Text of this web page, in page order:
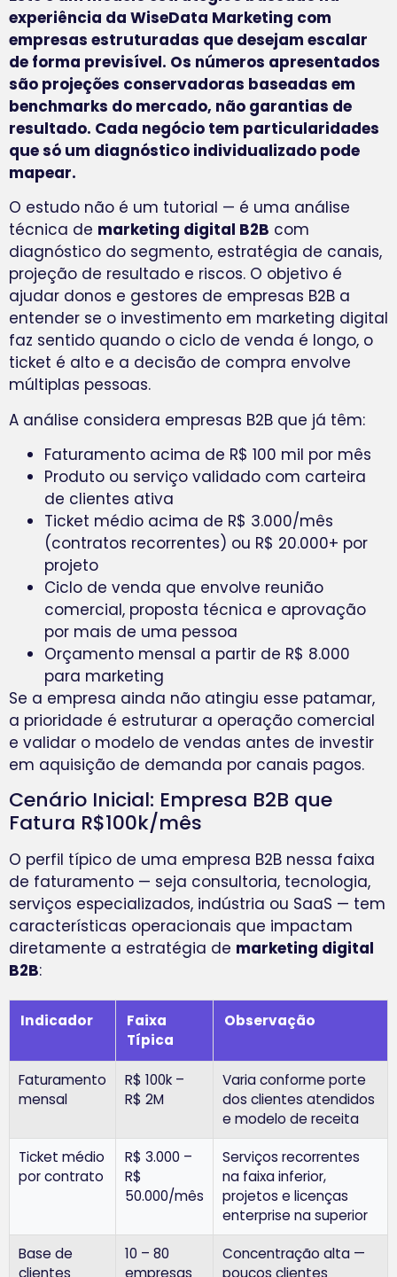
experiência da WiseData Marketing com
empresas estruturadas que desejam escalar
de forma previsível. Os números apresentados
são projeções conservadoras baseadas em
benchmarks do mercado, não garantias de
resultado. Cada negócio tem particularidades
que só um diagnóstico individualizado pode
mapear.
O estudo não é um tutorial — é uma análise
técnica de marketing digital B2B com
diagnóstico do segmento, estratégia de canais,
projeção de resultado e riscos. O objetivo é
ajudar donos e gestores de empresas B2B a
entender se o investimento em marketing digital
faz sentido quando o ciclo de venda é longo, o
ticket é alto e a decisão de compra envolve
múltiplas pessoas.
A análise considera empresas B2B que já têm:
Faturamento acima de R$ 100 mil por mês
Produto ou serviço validado com carteira
de clientes ativa
Ticket médio acima de R$ 3.000/mês
(contratos recorrentes) ou R$ 20.000+ por
projeto
Ciclo de venda que envolve reunião
comercial, proposta técnica e aprovação
por mais de uma pessoa
Orçamento mensal a partir de R$ 8.000
para marketing
Se a empresa ainda não atingiu esse patamar,
a prioridade é estruturar a operação comercial
e validar o modelo de vendas antes de investir
em aquisição de demanda por canais pagos.
Cenário Inicial: Empresa B2B que
Fatura R$100k/mês
O perfil típico de uma empresa B2B nessa faixa
de faturamento — seja consultoria, tecnologia,
serviços especializados, indústria ou SaaS — tem
características operacionais que impactam
diretamente a estratégia de marketing digital
B2B:
Indicador
Faixa
Típica
Observação
Faturamento
mensal
R$ 100k –
R$ 2M
Varia conforme porte
dos clientes atendidos
e modelo de receita
Ticket médio
por contrato
R$ 3.000 –
R$
50.000/mês
Serviços recorrentes
na faixa inferior,
projetos e licenças
enterprise na superior
Base de
10 – 80
Concentração alta —